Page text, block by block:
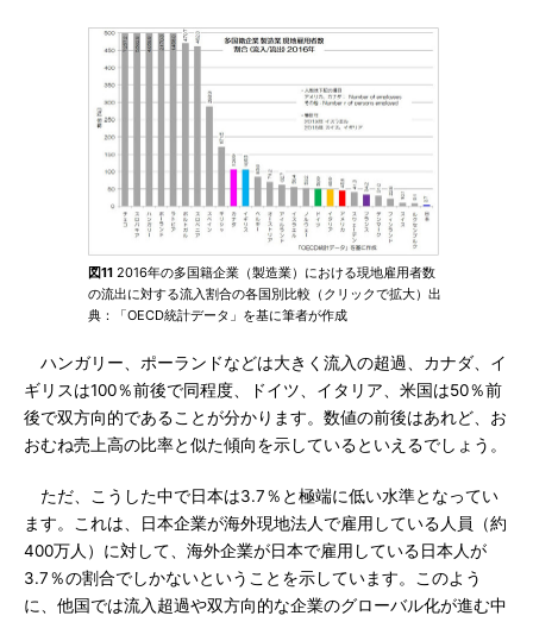
図11 2016年の多国籍企業（製造業）における現地雇用者数
の流出に対する流入割合の各国別比較（クリックで拡大）出
典：「OECD統計データ」を基に筆者が作成
ハンガリー、ポーランドなどは大きく流入の超過、カナダ、イ
ギリスは100％前後で同程度、ドイツ、イタリア、米国は50％前
後で双方向的であることが分かります。数値の前後はあれど、お
おむね売上高の比率と似た傾向を示しているといえるでしょう。
ただ、こうした中で日本は3.7％と極端に低い水準となってい
ます。これは、日本企業が海外現地法人で雇用している人員（約
400万人）に対して、海外企業が日本で雇用している日本人が
3.7％の割合でしかないということを示しています。このよう
に、他国では流入超過や双方向的な企業のグローバル化が進む中